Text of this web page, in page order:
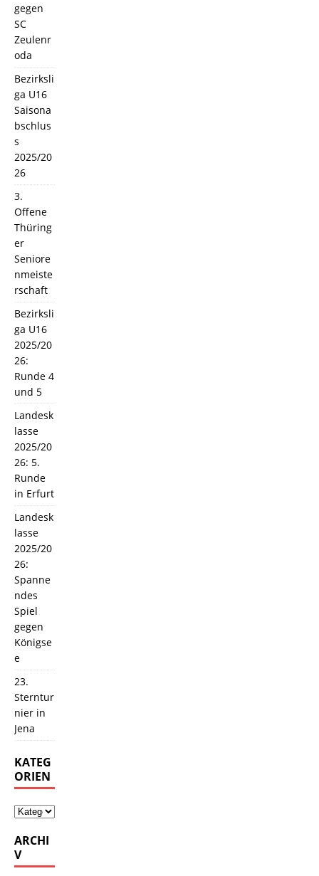
gegen
SC
Zeulenr
oda
Bezirksli
ga U16
Saisona
bschlus
s
2025/20
26
3.
Offene
Thüring
er
Seniore
nmeiste
rschaft
Bezirksli
ga U16
2025/20
26:
Runde 4
und 5
Landesk
lasse
2025/20
26: 5.
Runde
in Erfurt
Landesk
lasse
2025/20
26:
Spanne
ndes
Spiel
gegen
Königse
e
23.
Sterntur
nier in
Jena
KATEG
ORIEN
ARCHI
V